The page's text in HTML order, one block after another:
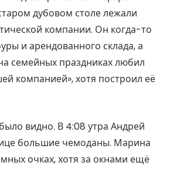
дубовом столе лежали
компании. Он когда-то
и арендованного склада, а
семейных праздниках любил
компанией», хотя построил её
видно. В 4:08 утра Андрей
большие чемоданы. Марина
очках, хотя за окнами ещё